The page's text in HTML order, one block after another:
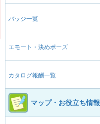
バッジ一覧
エモート・決めポーズ
カタログ報酬一覧
マップ・お役立ち情報